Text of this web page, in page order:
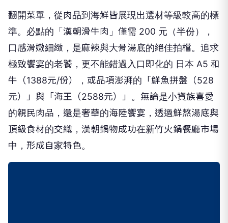
翻開菜單，從肉品到海鮮皆展現出選材等級較高的標
準。必點的「漢朝滑牛肉」僅需 200 元（半份），
口感滑嫩細緻，是麻辣與大骨湯底的絕佳拍檔。追求
極致饗宴的老饕，更不能錯過入口即化的 日本 A5 和
牛（1388元/份），或品項澎湃的「鮮魚拼盤（528
元）」與「海王（2588元）」。無論是小資族喜愛
的親民肉品，還是奢華的海陸饗宴，透過鮮熬湯底與
頂級食材的交織，漢朝鍋物成功在新竹火鍋餐廳市場
中，形成自家特色。